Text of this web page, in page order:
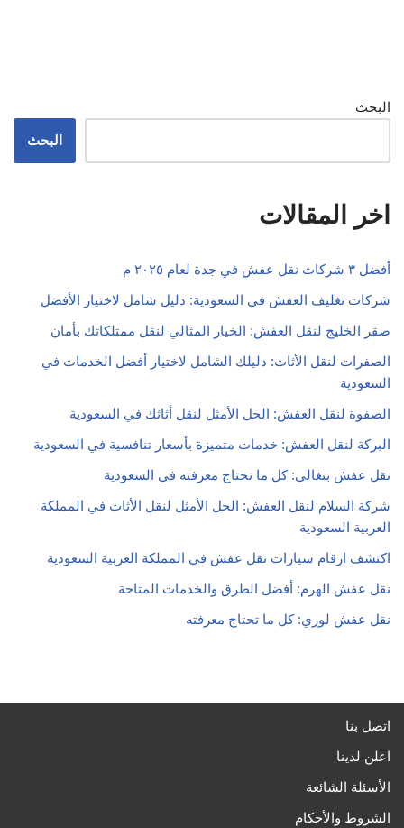
البحث
البحث
اخر المقالات
أفضل ٣ شركات نقل عفش في جدة لعام ٢٠٢٥ م
شركات تغليف العفش في السعودية: دليل شامل لاختيار الأفضل
صقر الخليج لنقل العفش: الخيار المثالي لنقل ممتلكاتك بأمان
الصفرات لنقل الأثاث: دليلك الشامل لاختيار أفضل الخدمات في
السعودية
الصفوة لنقل العفش: الحل الأمثل لنقل أثاثك في السعودية
البركة لنقل العفش: خدمات متميزة بأسعار تنافسية في السعودية
نقل عفش بنغالي: كل ما تحتاج معرفته في السعودية
شركة السلام لنقل العفش: الحل الأمثل لنقل الأثاث في المملكة
العربية السعودية
اكتشف ارقام سيارات نقل عفش في المملكة العربية السعودية
نقل عفش الهرم: أفضل الطرق والخدمات المتاحة
نقل عفش لوري: كل ما تحتاج معرفته
اتصل بنا
اعلن لدينا
الأسئلة الشائعة
الشروط والأحكام